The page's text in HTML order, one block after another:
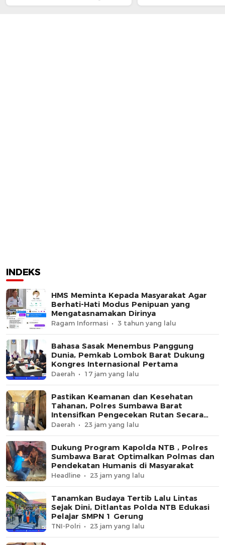
Kongres Internasional
Pengecekan Rutan
INDEKS
HMS Meminta Kepada Masyarakat Agar
Berhati-Hati Modus Penipuan yang
Mengatasnamakan Dirinya
Ragam Informasi 3 tahun yang lalu
Bahasa Sasak Menembus Panggung
Dunia, Pemkab Lombok Barat Dukung
Kongres Internasional Pertama
Daerah 17 jam yang lalu
Pastikan Keamanan dan Kesehatan
Tahanan, Polres Sumbawa Barat
Intensifkan Pengecekan Rutan Secara
Berkala
Daerah 23 jam yang lalu
Dukung Program Kapolda NTB , Polres
Sumbawa Barat Optimalkan Polmas dan
Pendekatan Humanis di Masyarakat
Headline 23 jam yang lalu
Tanamkan Budaya Tertib Lalu Lintas
Sejak Dini, Ditlantas Polda NTB Edukasi
Pelajar SMPN 1 Gerung
TNI-Polri 23 jam yang lalu